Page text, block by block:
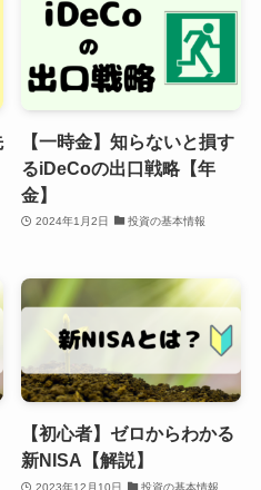
【一時金】知らないと損す
るiDeCoの出口戦略【年
金】
2024年1月2日 投資の基本情報
【初心者】ゼロからわかる
新NISA【解説】
2023年12月10日 投資の基本情報